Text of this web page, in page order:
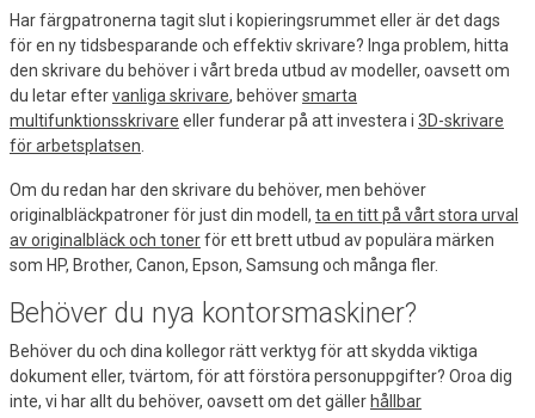
Har färgpatronerna tagit slut i kopieringsrummet eller är det dags
för en ny tidsbesparande och effektiv skrivare? Inga problem, hitta
den skrivare du behöver i vårt breda utbud av modeller, oavsett om
du letar eftervanliga skrivare, behöversmarta
multifunktionsskrivare eller funderar på att investera i 3D-skrivare
för arbetsplatsen
Om du redan har den skrivare du behöver, men behöver
originalbläckpatroner för just din modell, ta en titt på vårt stora urval
av originalbläck och tonerför ett brett utbud av populära märken
som HP, Brother, Canon, Epson, Samsung och många fler.
Behöver du nya kontorsmaskiner?
Behöver du och dina kollegor rätt verktyg för att skydda viktiga
dokument eller, tvärtom, för att förstöra personuppgifter? Oroa dig
inte, vi har allt du behöver, oavsett om det gäller hållbar